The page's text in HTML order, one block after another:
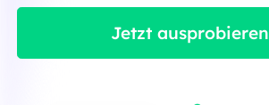
Jetzt ausprobieren